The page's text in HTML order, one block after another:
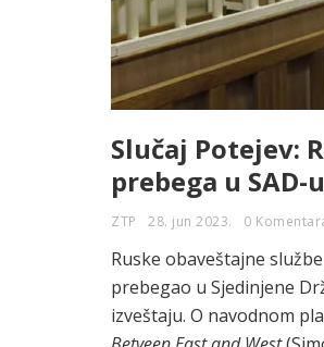
Slučaj Potejev:
prebega u SAD-u
ZTP 28. jun 2023. 0
Ruske obaveštajne
prebegao u Sjedinjene
izveštaju. O navodnom